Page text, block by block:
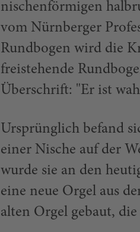
nischenförmigen
vom Nürnberger
Rundbogen wird die
freistehende
Überschrift: "Er ist
Ursprünglich befand
einer Nische auf der
wurde sie an den
eine neue Orgel aus
alten Orgel gebaut, die